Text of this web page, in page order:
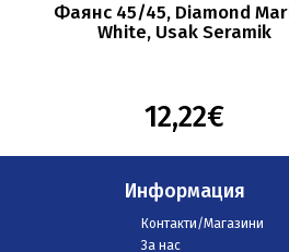
Фаянс 45/45, Diamond
White, Usak Seramik
12,22€
Информация
Контакти/Магазини
За нас